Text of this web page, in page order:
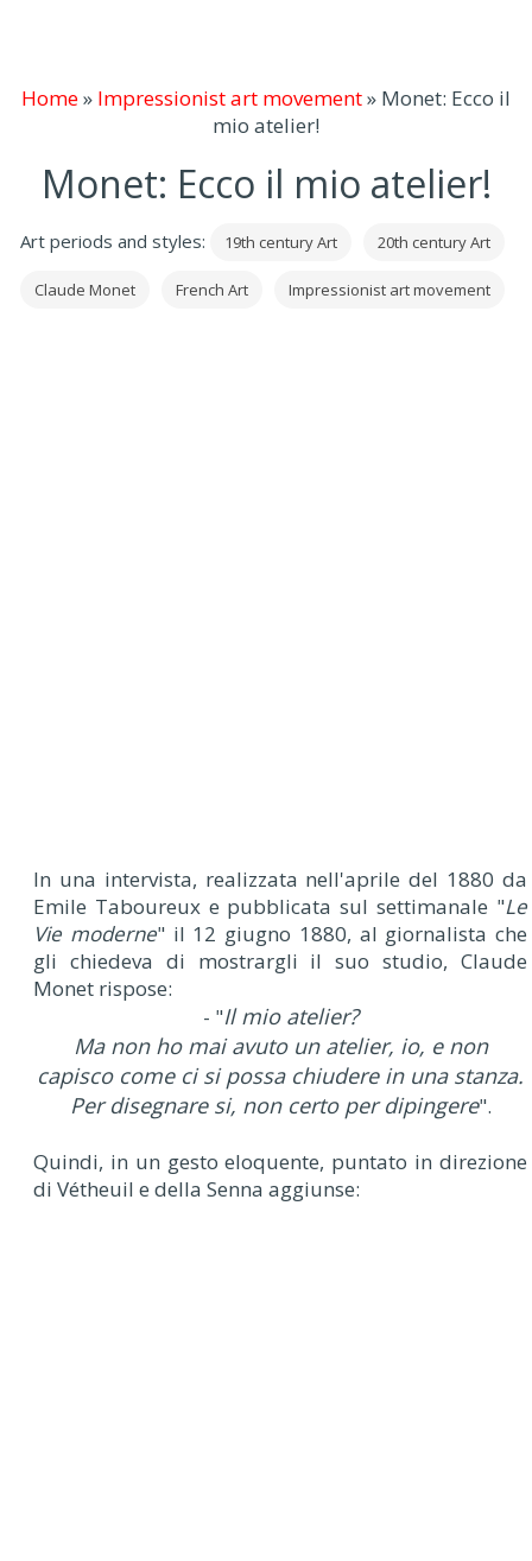
Home» Impressionist art movement» Monet: Ecco il
mio atelier!
Monet: Ecco il mio atelier!
Art periods and styles: 19th century Art 20th century Art
Claude Monet French Art Impressionist art movement
In una intervista, realizzata nell'aprile del 1880 da
Emile Taboureux e pubblicata sul settimanale "Le
Vie moderne" il 12 giugno 1880, al giornalista che
gli chiedeva di mostrargli il suo studio, Claude
Monet rispose:
- "Il mio atelier?
Ma non ho mai avuto un atelier, io, e non
capisco come ci si possa chiudere in una stanza.
Per disegnare si, non certo per dipingere".
Quindi, in un gesto eloquente, puntato in direzione
di Vétheuil e della Senna aggiunse: